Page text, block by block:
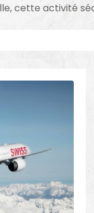
cette activité